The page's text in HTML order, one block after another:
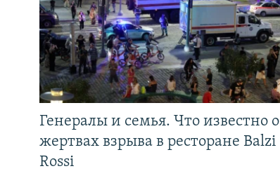
Генералы и семья. Что известно о
жертвах взрыва в ресторане Balzi
Rossi